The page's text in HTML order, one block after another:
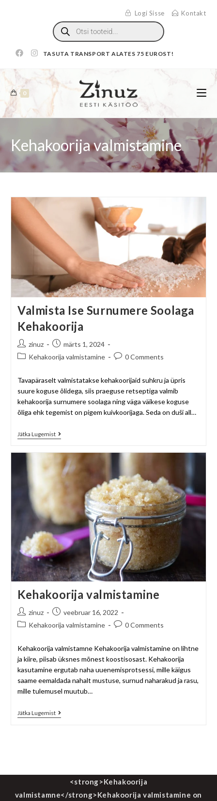
Logi Sisse Kontakt
TASUTA TRANSPORT ALATES 75 EUROST!
0
Kehakoorija valmistamine
Valmista Ise Surnumere Soolaga
Kehakoorija
zinuz
märts 1, 2024
Kehakoorija valmistamine
0 Comments
Tavapäraselt valmistatakse kehakoorijaid suhkru ja üpris
suure koguse õlidega, siis praeguse retseptiga valmib
kehakoorija surnumere soolaga ning väga väikese koguse
õliga ehk tegemist on pigem kuivkoorijaga. Seda on duši all…
Jätka Lugemist
Kehakoorija valmistamine
zinuz
veebruar 16, 2022
Kehakoorija valmistamine
0 Comments
Kehakoorija valmistamne Kehakoorija valmistamine on lihtne
ja kiire, piisab üksnes mõnest koostisosast. Kehakoorija
kasutamine ergutab naha uuenemisprotsessi, mille käigus
saame eemaldada nahalt mustuse, surnud naharakud ja rasu,
mille tulemusel muutub…
Jätka Lugemist
<strong>Kehakoorija
valmistamne</strong>Kehakoorija valmistamine on